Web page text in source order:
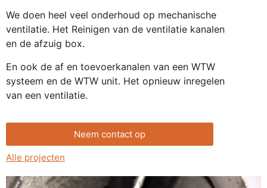
We doen heel veel onderhoud op mechanische
ventilatie. Het Reinigen van de ventilatie kanalen
en de afzuig box.
En ook de af en toevoerkanalen van een WTW
systeem en de WTW unit. Het opnieuw inregelen
van een ventilatie.
Neem contact op
Alle projecten